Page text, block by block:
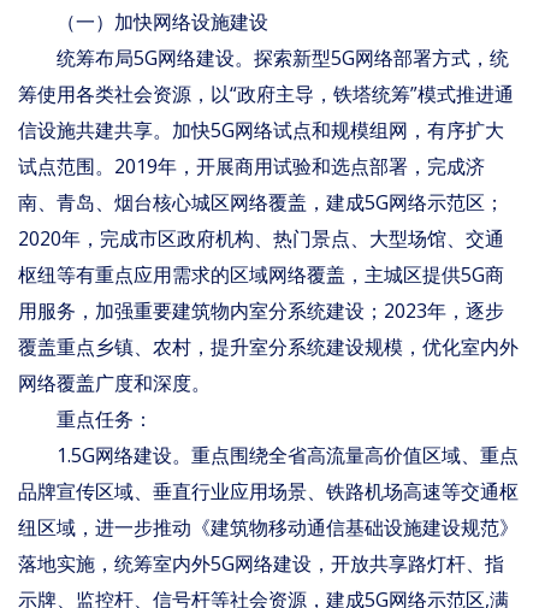
（一）加快网络设施建设
统筹布局5G网络建设。探索新型5G网络部署方式，统
筹使用各类社会资源，以“政府主导，铁塔统筹”模式推进通
信设施共建共享。加快5G网络试点和规模组网，有序扩大
试点范围。2019年，开展商用试验和选点部署，完成济
南、青岛、烟台核心城区网络覆盖，建成5G网络示范区；
2020年，完成市区政府机构、热门景点、大型场馆、交通
枢纽等有重点应用需求的区域网络覆盖，主城区提供5G商
用服务，加强重要建筑物内室分系统建设；2023年，逐步
覆盖重点乡镇、农村，提升室分系统建设规模，优化室内外
网络覆盖广度和深度。
重点任务：
1.5G网络建设。重点围绕全省高流量高价值区域、重点
品牌宣传区域、垂直行业应用场景、铁路机场高速等交通枢
纽区域，进一步推动《建筑物移动通信基础设施建设规范》
落地实施，统筹室内外5G网络建设，开放共享路灯杆、指
示牌、监控杆、信号杆等社会资源，建成5G网络示范区,满